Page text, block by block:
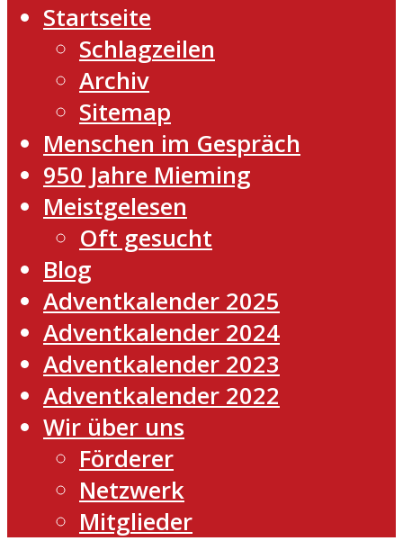
Startseite
Schlagzeilen
Archiv
Sitemap
Menschen im Gespräch
950 Jahre Mieming
Meistgelesen
Oft gesucht
Blog
Adventkalender 2025
Adventkalender 2024
Adventkalender 2023
Adventkalender 2022
Wir über uns
Förderer
Netzwerk
Mitglieder